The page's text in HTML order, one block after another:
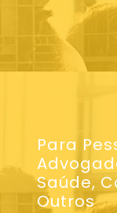
Para
Saúde,
Outros